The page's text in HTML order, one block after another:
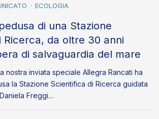
ECOLOGIA
di una Stazione
Ricerca, da oltre 30 anni
di salvaguardia del mare
nostra inviata speciale Allegra Rancati ha
la Stazione Scientifica di Ricerca guidata
Freggi…